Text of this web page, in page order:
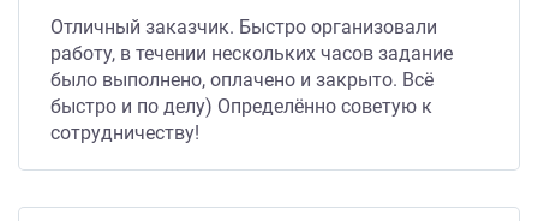
Отличный заказчик. Быстро организовали
работу, в течении нескольких часов задание
было выполнено, оплачено и закрыто. Всё
быстро и по делу) Определённо советую к
сотрудничеству!